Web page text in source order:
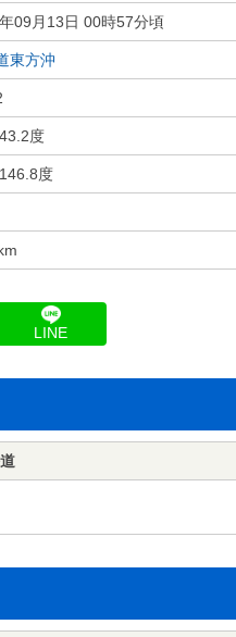
09月13日 00時57分頃
東方沖
度
度
LINE